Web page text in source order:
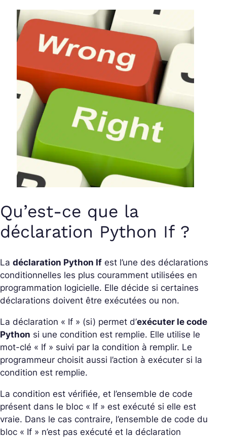
Qu’est-ce que la
déclaration Python If ?
La déclaration Python If est l’une des déclarations
conditionnelles les plus couramment utilisées en
programmation logicielle. Elle décide si certaines
déclarations doivent être exécutées ou non.
La déclaration « If » (si) permet d’exécuter le code
Python si une condition est remplie. Elle utilise le
mot-clé « If » suivi par la condition à remplir. Le
programmeur choisit aussi l’action à exécuter si la
condition est remplie.
La condition est vérifiée, et l’ensemble de code
présent dans le bloc « If » est exécuté si elle est
vraie. Dans le cas contraire, l’ensemble de code du
bloc « If » n’est pas exécuté et la déclaration